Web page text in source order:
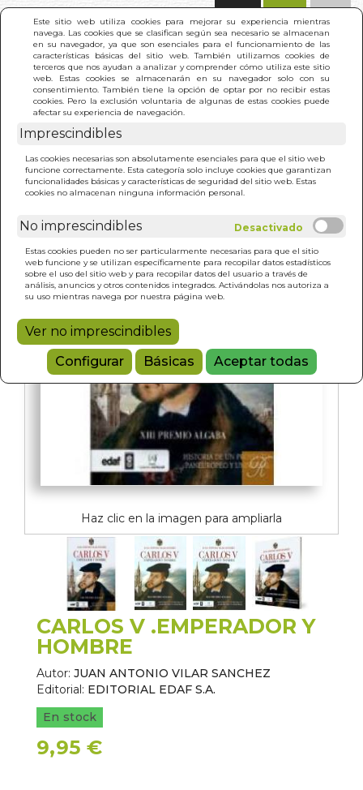
Este sitio web utiliza cookies para mejorar su experiencia mientras
navega. Las cookies que se clasifican según sea necesario se almacenan
en su navegador, ya que son esenciales para el funcionamiento de las
características básicas del sitio web. También utilizamos cookies de
terceros que nos ayudan a analizar y comprender cómo utiliza este sitio
web. Estas cookies se almacenarán en su navegador solo con su
consentimiento. También tiene la opción de optar por no recibir estas
cookies. Pero la exclusión voluntaria de algunas de estas cookies puede
afectar su experiencia de navegación.
Imprescindibles
Las cookies necesarias son absolutamente esenciales para que el sitio web
funcione correctamente. Esta categoría solo incluye cookies que garantizan
funcionalidades básicas y características de seguridad del sitio web. Estas
cookies no almacenan ninguna información personal.
No imprescindibles
Estas cookies pueden no ser particularmente necesarias para que el sitio
web funcione y se utilizan específicamente para recopilar datos estadísticos
sobre el uso del sitio web y para recopilar datos del usuario a través de
análisis, anuncios y otros contenidos integrados. Activándolas nos autoriza a
su uso mientras navega por nuestra página web.
Ver no imprescindibles
Configurar
Básicas Aceptar todas
INICIO >
Haz clic en la imagen para ampliarla
CARLOS V .EMPERADOR Y
HOMBRE
Autor: JUAN ANTONIO VILAR SANCHEZ
Editorial: EDITORIAL EDAF S.A.
En stock
9,95 €